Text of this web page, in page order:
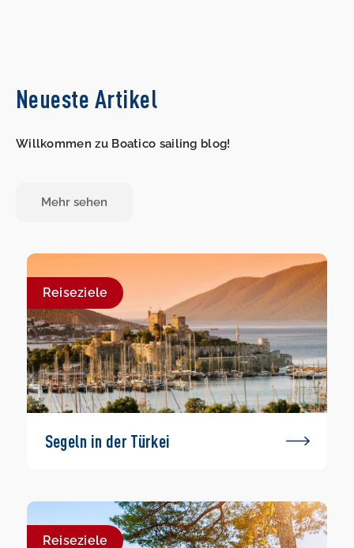
Neueste Artikel
Willkommen zu Boatico sailing blog!
Mehr sehen
Reiseziele
Segeln in der Türkei
Reiseziele